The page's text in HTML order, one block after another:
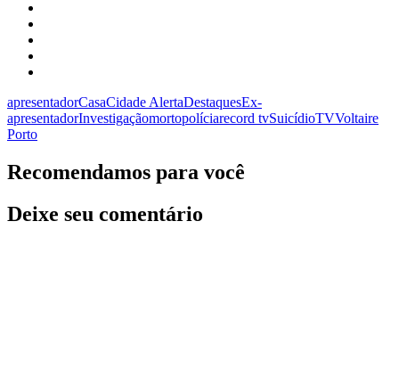
apresentadorCasaCidade AlertaDestaquesEx-
apresentadorInvestigaçãomortopolíciarecord tvSuicídioTVVoltaire
Porto
Recomendamos para você
Deixe seu comentário